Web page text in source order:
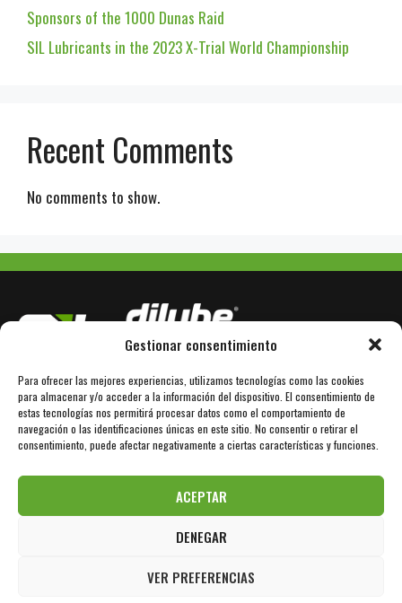
Gestionar consentimiento
Para ofrecer las mejores experiencias, utilizamos tecnologías como las cookies
para almacenar y/o acceder a la información del dispositivo. El consentimiento de
estas tecnologías nos permitirá procesar datos como el comportamiento de
navegación o las identificaciones únicas en este sitio. No consentir o retirar el
consentimiento, puede afectar negativamente a ciertas características y funciones.
ACEPTAR
DENEGAR
VER PREFERENCIAS
Sponsors of the 1000 Dunas Raid
SIL Lubricants in the 2023 X-Trial World Championship
Recent Comments
No comments to show.
Avda. Bertrán Güell 78
E-08850 Gavà / Barcelona
+34 936 110 101
www.dilube.com
Política de Privacidad